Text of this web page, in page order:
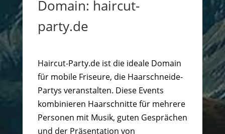
Domain: haircut-
party.de
Haircut-Party.de ist die ideale Domain
für mobile Friseure, die Haarschneide-
Partys veranstalten. Diese Events
kombinieren Haarschnitte für mehrere
Personen mit Musik, guten Gesprächen
und der Präsentation von